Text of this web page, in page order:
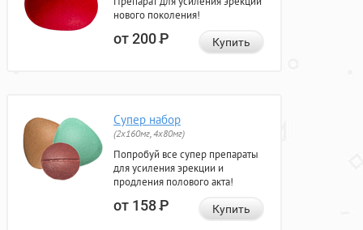
нового поколения!
от 200Р Купить
Супер набор
(2х160мг, 4х80мг)
Попробуй все супер препараты
для усиления эрекции и
продления полового акта!
от 158Р Купить